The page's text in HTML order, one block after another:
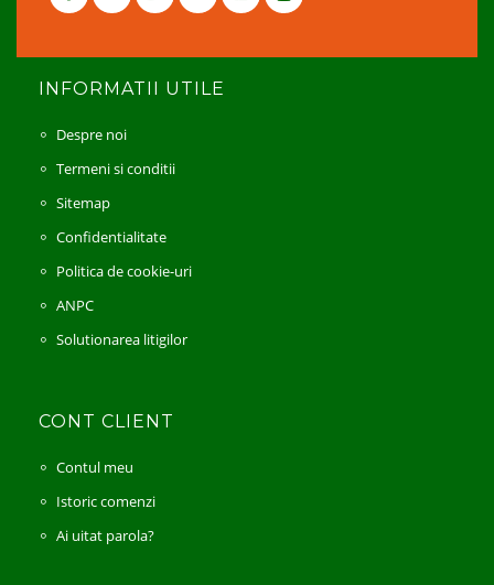
INFORMATII UTILE
Despre noi
Termeni si conditii
Sitemap
Confidentialitate
Politica de cookie-uri
ANPC
Solutionarea litigilor
CONT CLIENT
Contul meu
Istoric comenzi
Ai uitat parola?